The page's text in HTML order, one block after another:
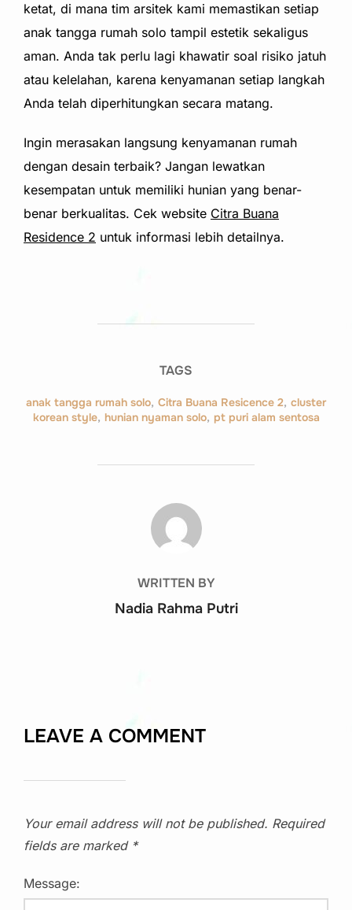
ketat, di mana tim arsitek kami memastikan setiap
anak tangga rumah solo tampil estetik sekaligus
aman. Anda tak perlu lagi khawatir soal risiko jatuh
atau kelelahan, karena kenyamanan setiap langkah
Anda telah diperhitungkan secara matang.
Ingin merasakan langsung kenyamanan rumah
dengan desain terbaik? Jangan lewatkan
kesempatan untuk memiliki hunian yang benar-
benar berkualitas. Cek website Citra Buana
Residence 2 untuk informasi lebih detailnya.
TAGS
anak tangga rumah solo, Citra Buana Resicence 2, cluster
korean style, hunian nyaman solo, pt puri alam sentosa
POST AUTHOR
WRITTEN BY
Nadia Rahma Putri
LEAVE A COMMENT
Your email address will not be published. Required
fields are marked *
Message: